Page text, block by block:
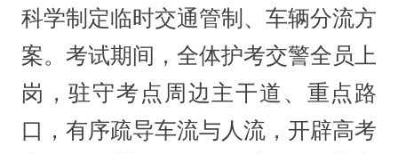
科学制定临时交通管制、车辆分流方
案。考试期间，全体护考交警全员上
岗，驻守考点周边主干道、重点路
口，有序疏导车流与人流，开辟高考